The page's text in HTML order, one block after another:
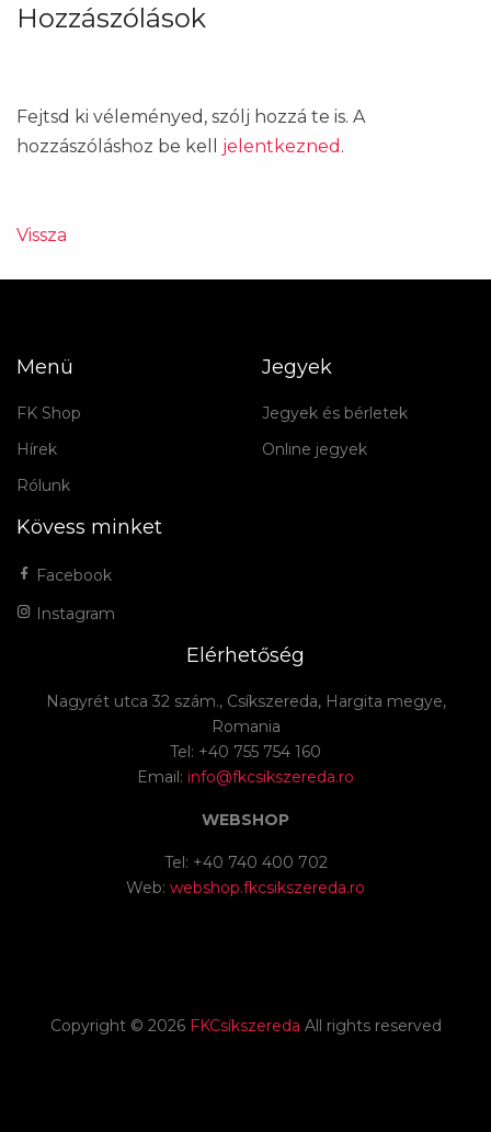
Hozzászólások
Fejtsd ki véleményed, szólj hozzá te is. A
hozzászóláshoz be kell jelentkezned .
Vissza
Menü
FK Shop
Hírek
Rólunk
Jegyek
Jegyek és bérletek
Online jegyek
Kövess minket
Facebook
Instagram
Elérhetőség
Nagyrét utca 32 szám., Csíkszereda, Hargita megye,
Romania
Tel: +40 755 754 160
Email: info@fkcsikszereda.ro
WEBSHOP
Tel: +40 740 400 702
Web: webshop.fkcsikszereda.ro
Copyright © 2026 FKCsíkszereda All rights reserved